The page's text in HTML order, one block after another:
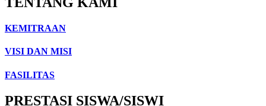
KEMITRAAN
VISI DAN MISI
FASILITAS
PRESTASI SISWA/SISWI